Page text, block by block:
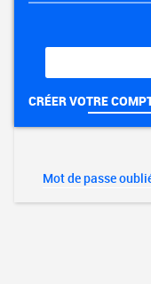
CRÉER VOTRE
Mot de passe